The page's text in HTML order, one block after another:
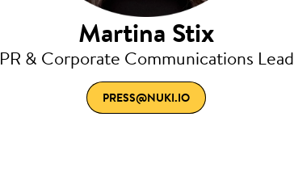
Martina Stix
PR & Corporate Communications Lead
PRESS@NUKI.IO